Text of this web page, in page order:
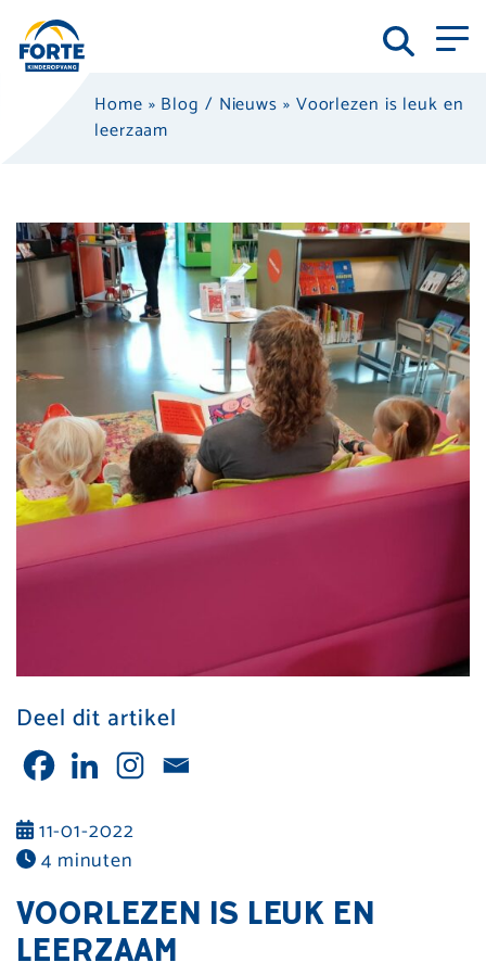
Home » Blog / Nieuws » Voorlezen is leuk en
leerzaam
Deel dit artikel
11-01-2022
4 minuten
VOORLEZEN IS LEUK EN
LEERZAAM